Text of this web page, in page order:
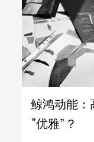
鲸鸿动能：
“优雅”？